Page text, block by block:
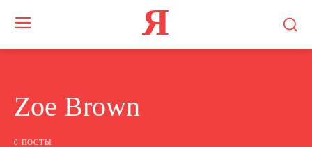
Я
Zoe Brown
0 ПОСТЫ